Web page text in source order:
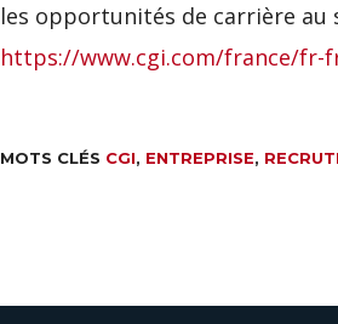
les opportunités de carrière au
https://www.cgi.com/france/fr-
MOTS CLÉS CGI, ENTREPRISE,